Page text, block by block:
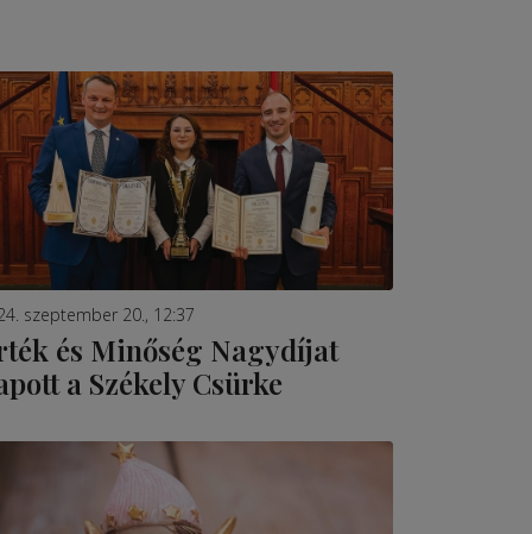
szeptember 20., 12:37
és Minőség Nagydíjat
a Székely Csürke